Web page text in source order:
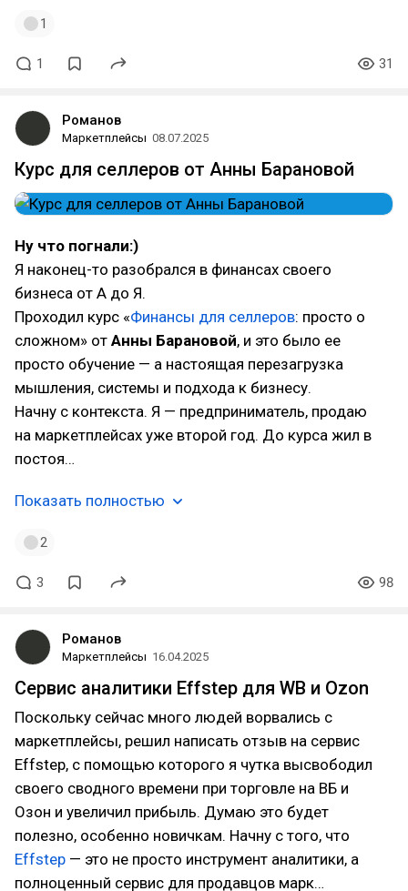
1
1 31
Романов
Маркетплейсы 08.07.2025
Курс для селлеров от Анны Барановой
Ну что погнали:)
Я наконец-то разобрался в финансах своего
бизнеса от А до Я.
Проходил курс «Финансы для селлеров: просто о
сложном» от Анны Барановой, и это было ее
просто обучение — а настоящая перезагрузка
мышления, системы и подхода к бизнесу.
Начну с контекста. Я — предприниматель, продаю
на маркетплейсах уже второй год. До курса жил в
постоя…
Показать полностью
2
3 98
Романов
Маркетплейсы 16.04.2025
Cервис аналитики Effstep для WB и Ozon
Поскольку сейчас много людей ворвались с
маркетплейсы, решил написать отзыв на сервис
Effstep, с помощью которого я чутка высвободил
своего сводного времени при торговле на ВБ и
Озон и увеличил прибыль. Думаю это будет
полезно, особенно новичкам. Начну с того, что
Effstep — это не просто инструмент аналитики, а
полноценный сервис для продавцов марк…